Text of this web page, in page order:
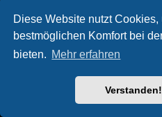
Diese Website nutzt Cookies,
bestmöglichen Komfort bei
bieten. Mehr erfahren
Verstanden!
Du kannst jederzeit die Löschung
verlangen. Kontaktiere hierzu bitte
Powered byphpBB® Forum
Deutsche